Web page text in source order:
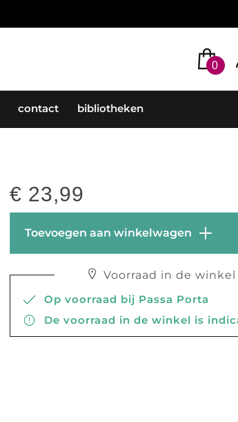
0
contact bibliotheken
€ 23,99
Toevoegen aan winkelwagen
Voorraad in de winkel
Op voorraad bij Passa Porta
De voorraad in de winkel is